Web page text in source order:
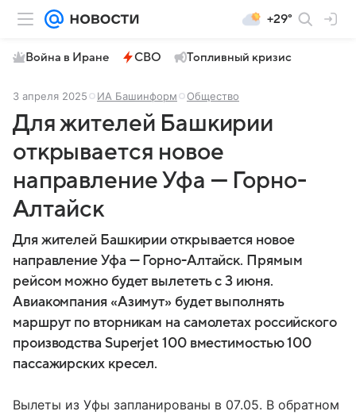
+29°
Война в Иране СВО Топливный кризис
3 апреля 2025 ИА Башинформ Общество
Для жителей Башкирии
открывается новое
направление Уфа — Горно-
Алтайск
Для жителей Башкирии открывается новое
направление Уфа — Горно-Алтайск. Прямым
рейсом можно будет вылететь с 3 июня.
Авиакомпания «Азимут» будет выполнять
маршрут по вторникам на самолетах российского
производства Superjet 100 вместимостью 100
пассажирских кресел.
Вылеты из Уфы запланированы в 07.05. В обратном